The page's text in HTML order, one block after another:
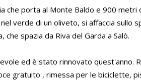
che porta al Monte Baldo e 900
verde di un oliveto, si affaccia sullo
che spazia da Riva del Garda a Salò.
ed è stato rinnovato quest'anno.
gratuito , rimessa per le biciclette,